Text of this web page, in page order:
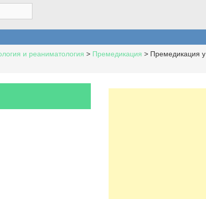
и реаниматология > Премедикация > Премедикация у